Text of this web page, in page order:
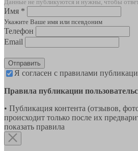
Данные не публикуются и нужны, чтобы
Имя *
Укажите Ваше имя или псевдоним
Телефон
Email
Отправить
Я согласен с правилами
Правила публикации
• Публикация контента (отзывов,
происходит только после их
показать правила